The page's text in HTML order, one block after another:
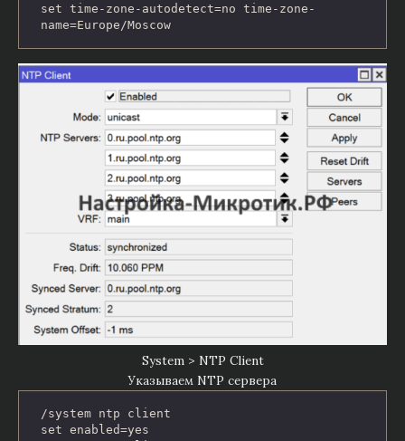
set time-zone-autodetect=no time-zone-
name=Europe/Moscow
System > NTP Client
Указываем NTP сервера
/system ntp client
set enabled=yes